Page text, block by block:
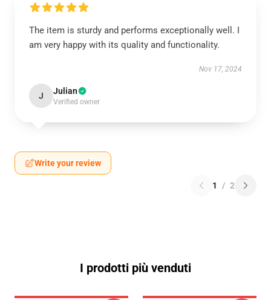
The item is sturdy and performs exceptionally well. I
am very happy with its quality and functionality.
Nov 17, 2024
J Julian
Verified owner
Write your review
1 / 2
I prodotti più venduti